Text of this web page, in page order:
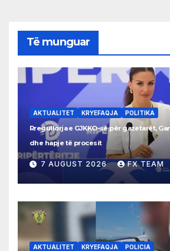
Të munguar
AKTUALITET KRYEFAQJA POLITIKA
Rregullorja e GJKKO-së për gazetarët,
dhe hapje të procesit
7 AUGUST 2026 FX TEAM
AKTUALITET KRYEFAQJA POLICIA